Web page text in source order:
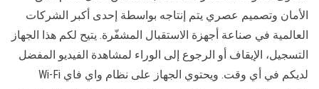
الأمان وتصميم عصري يتم إنتاجه بواسطة إحدى أكبر الشركات
العالمية في صناعة أجهزة الاستقبال المشفّرة. يتيح لكم هذا الجهاز
التسجيل، الإيقاف أو الرجوع إلى الوراء لمشاهدة الفيديو المفضل
لديكم في أي وقت. ويحتوي الجهاز على نظام واي فاي Wi-Fi